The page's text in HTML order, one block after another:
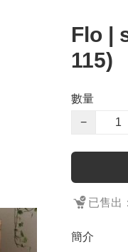
Flo |
115)
數量
−
已售出
簡介